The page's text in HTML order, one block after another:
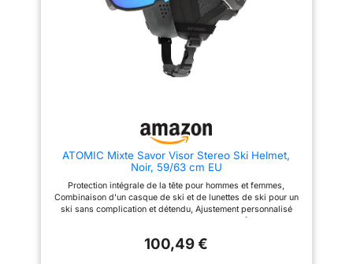
ATOMIC Mixte Savor Visor Stereo Ski Helmet,
Noir, 59/63 cm EU
Protection intégrale de la tête pour hommes et femmes,
Combinaison d'un casque de ski et de lunettes de ski pour un
ski sans complication et détendu, Ajustement personnalisé
avec 9 couches et revêtement miroir pour une protection contre
100,49 €